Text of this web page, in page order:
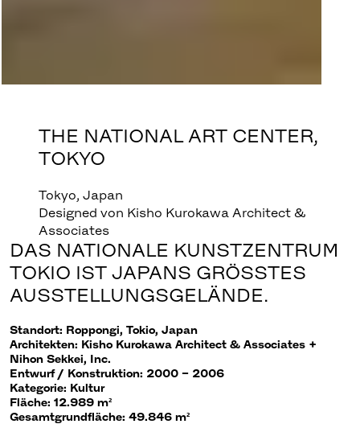
THE NATIONAL ART CENTER,
TOKYO
Tokyo, Japan
Designed von Kisho Kurokawa Architect &
Associates
DAS NATIONALE KUNSTZENTRUM
TOKIO IST JAPANS GRÖSSTES A
USSTELLUNGSGELÄNDE.
Standort: Roppongi, Tokio, Japan
Architekten: Kisho Kurokawa Architect & Associates +
Nihon Sekkei, Inc.
Entwurf / Konstruktion: 2000 – 2006
Kategorie: Kultur
Fläche: 12.989 m²
Gesamtgrundfläche: 49.846 m²